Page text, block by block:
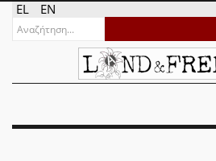
EL EN